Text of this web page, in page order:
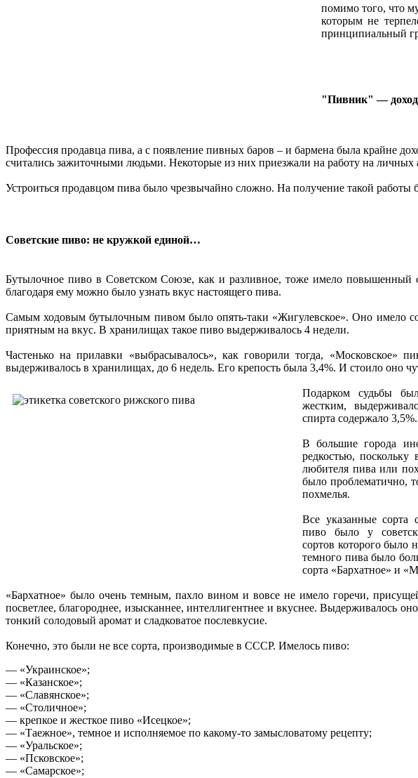
помимо того, что
которым не
принципиальный
"Пивник" —
Профессия продавца пива, а с появление пивных баров – и бармена была крайне
считались зажиточными людьми. Некоторые из них приезжали на работу на
Устроиться продавцом пива было чрезвычайно сложно. На получение такой работы
Советские пиво: не кружкой единой…
Бутылочное пиво в Советском Союзе, как и разливное, тоже имело повышенный
благодаря ему можно было узнать вкус настоящего пива.
Самым ходовым бутылочным пивом было опять-таки «Жигулевское». Оно имело
приятным на вкус. В хранилищах такое пиво выдерживалось 4 недели.
Частенько на прилавки «выбрасывалось», как говорили тогда, «Московское»
выдерживалось в хранилищах, до 6 недель. Его крепость была 3,4%. И стоило оно
Подарком судьбы
жестким,
спирта содержало
В большие города
редкостью,
любителя пива или
было проблематично,
похмелья.
Все указанные сорта
пиво было у
сортов которого было
темного пива было
сорта «Бархатное» и
«Бархатное» было очень темным, пахло вином и вовсе не имело горечи,
посветлее, благороднее, изысканнее, интеллигентнее и вкуснее. Выдерживалось
тонкий солодовый аромат и сладковатое послевкусие.
Конечно, это были не все сорта, производимые в СССР. Имелось пиво:
— «Украинское»;
— «Казанское»;
— «Славянское»;
— «Столичное»;
— крепкое и жесткое пиво «Исецкое»;
— «Таежное», темное и исполняемое по какому-то замысловатому рецепту;
— «Уральское»;
— «Псковское»;
— «Самарское»;